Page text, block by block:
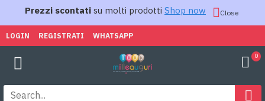
Prezzi scontati su molti prodotti Shop now Close
LOGIN REGISTRATI WHATSAPP
0